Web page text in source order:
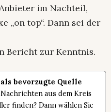
im Nachteil,
„on top“. Dann sei der
Bericht zur Kenntnis.
bevorzugte Quelle
aus dem Kreis
finden? Dann wählen Sie